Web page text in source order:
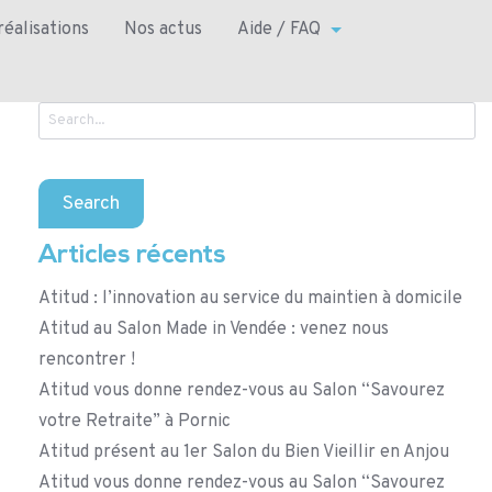
Nos actus
Aide / FAQ
Search
Articles récents
Atitud : l’innovation au service du maintien à domicile
Atitud au Salon Made in Vendée : venez nous
rencontrer !
Atitud vous donne rendez-vous au Salon “Savourez
votre Retraite” à Pornic
Atitud présent au 1er Salon du Bien Vieillir en Anjou
Atitud vous donne rendez-vous au Salon “Savourez